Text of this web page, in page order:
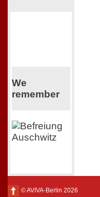
We
remember
© AVIVA-Berlin 2026